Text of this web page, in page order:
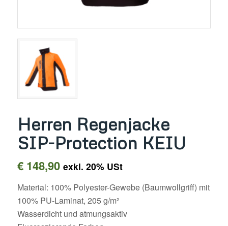
Herren Regenjacke
SIP-Protection KEIU
€148,90 exkl. 20% USt
Material: 100% Polyester-Gewebe (Baumwollgriff) mit
100% PU-Laminat, 205 g/m²
Wasserdicht und atmungsaktiv